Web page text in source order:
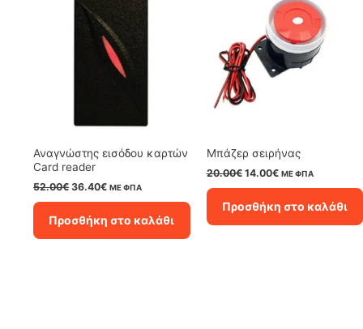
Αναγνώστης εισόδου καρτών
Card reader
52.00€ Original
52.00€.
36.40€Η
είναι:
36.40€.
ΜΕ ΦΠΑ
Προσθήκη στο καλάθι
Μπάζερ σειρήνας
20.00€ Original
20.00€.
14.00€Η
είναι:
14.00€.
ΜΕ ΦΠΑ
Προσθήκη στο καλάθι